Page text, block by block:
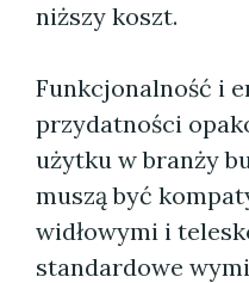
niższy koszt.
Funkcjonalność i
przydatności
użytku w branży
muszą być
widłowymi i
standardowe